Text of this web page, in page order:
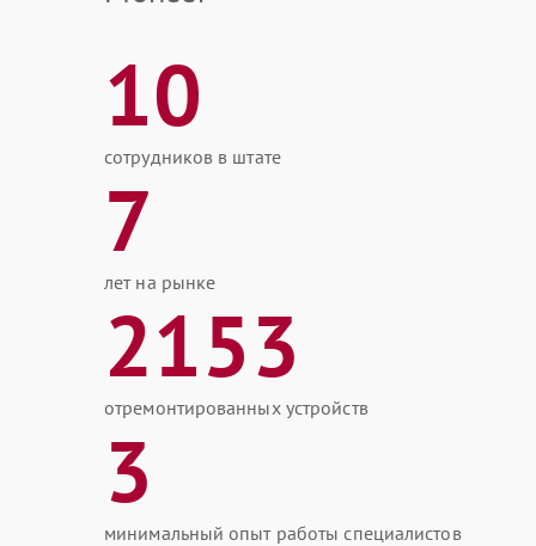
10
сотрудников в штате
7
лет на рынке
2153
отремонтированных устройств
3
минимальный опыт работы специалистов